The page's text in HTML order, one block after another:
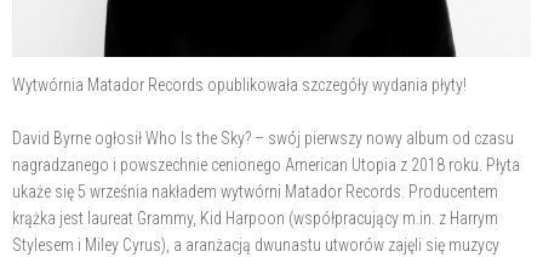
Wytwórnia Matador Records opublikowała szczegóły wydania płyty!
David Byrne ogłosił Who Is the Sky? – swój pierwszy nowy album od czasu
nagradzanego i powszechnie cenionego American Utopia z 2018 roku. Płyta
ukaże się 5 września nakładem wytwórni Matador Records. Producentem
krążka jest laureat Grammy, Kid Harpoon (współpracujący m.in. z Harrym
Stylesem i Miley Cyrus), a aranżacją dwunastu utworów zajęli się muzycy